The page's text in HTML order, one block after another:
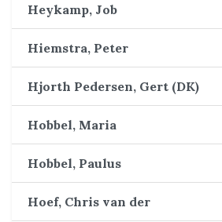
Heykamp, Job
Hiemstra, Peter
Hjorth Pedersen, Gert (DK)
Hobbel, Maria
Hobbel, Paulus
Hoef, Chris van der